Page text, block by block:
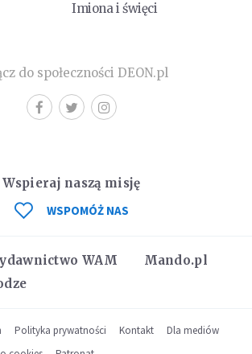
Imiona i święci
do społeczności DEON.pl
WAM
Mando.pl
Wspieraj naszą misję
WSPOMÓŻ NAS
Polityka prywatności Kontakt
Dla mediów